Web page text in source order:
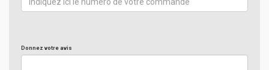
Donnez votre avis